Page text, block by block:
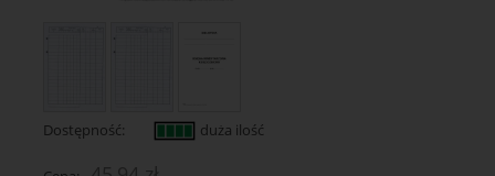
Dostępność: duża ilość